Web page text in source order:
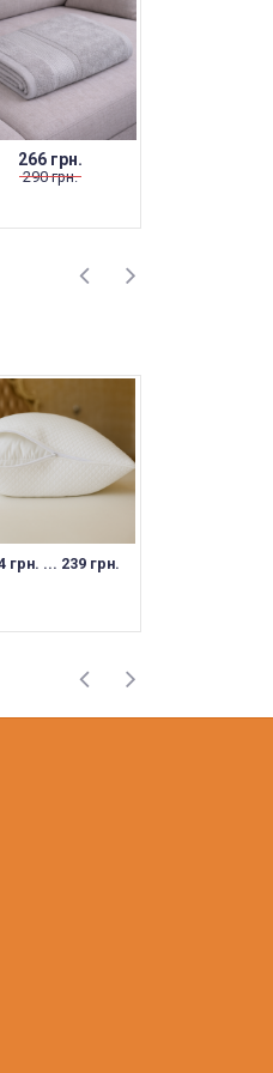
266 грн.
290 грн.
грн. ... 239 грн.